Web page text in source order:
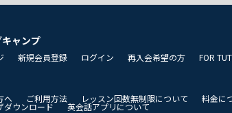
ャンプ
新規会員登録 ログイン 再入会希望の方 FOR
へ ご利用方法 レッスン回数無制限について 料金に
ダウンロード 英会話アプリについて